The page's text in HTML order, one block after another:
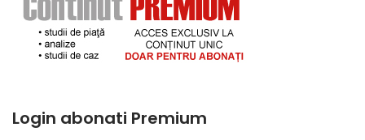
Login abonati Premium